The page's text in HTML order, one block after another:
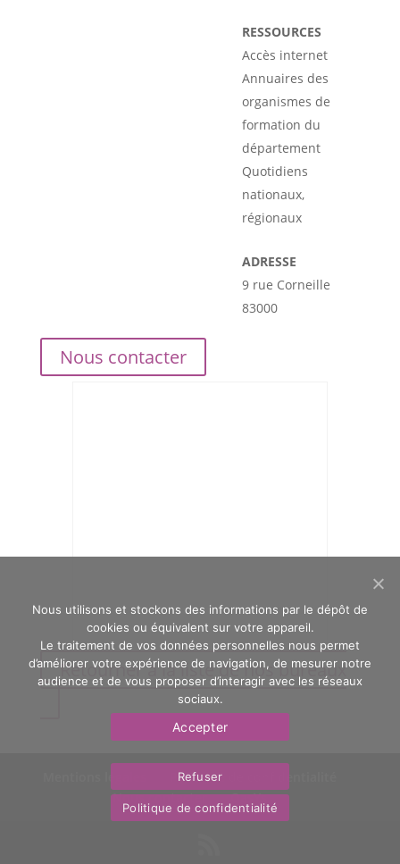
RESSOURCES
Accès internet
Annuaires des
organismes de
formation du
département
Quotidiens
nationaux,
régionaux
ADRESSE
9 rue Corneille
83000
Nous contacter
Retourner à la liste de nos bureaux
Politique de confidentialité
Nous contacter
OasYs
Nous utilisons et stockons des informations par le dépôt de
cookies ou équivalent sur votre appareil.
Le traitement de vos données personnelles nous permet
d’améliorer votre expérience de navigation, de mesurer notre
audience et de vous proposer d’interagir avec les réseaux
sociaux.
Accepter
Refuser
Politique de confidentialité